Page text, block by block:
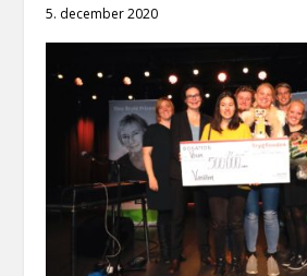
5. december 2020